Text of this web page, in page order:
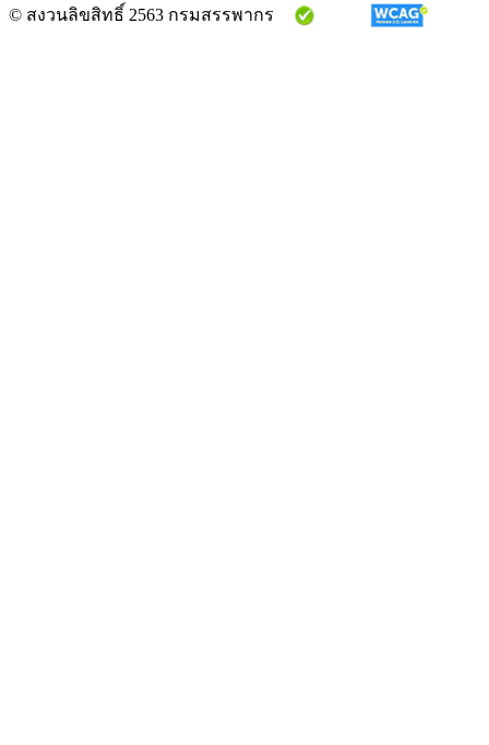
© สงวนลิขสิทธิ์ 2563 กรมสรรพากร